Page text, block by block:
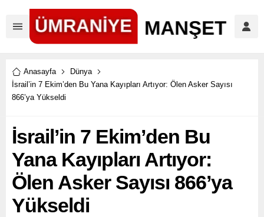
Anasayfa
Dünya
İsrail’in 7 Ekim’den Bu Yana Kayıpları Artıyor: Ölen Asker Sayısı
866’ya Yükseldi
İsrail’in 7 Ekim’den Bu
Yana Kayıpları Artıyor:
Ölen Asker Sayısı 866’ya
Yükseldi